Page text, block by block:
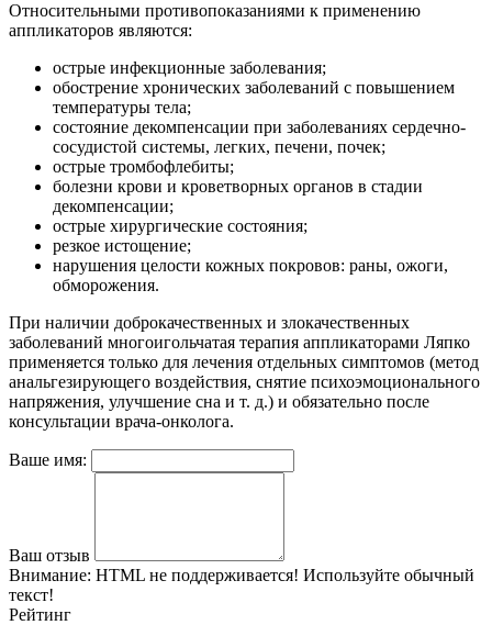
Относительными противопоказаниями к применению
аппликаторов являются:
острые инфекционные заболевания;
обострение хронических заболеваний с повышением
температуры тела;
состояние декомпенсации при заболеваниях сердечно-
сосудистой системы, легких, печени, почек;
острые тромбофлебиты;
болезни крови и кроветворных органов в стадии
декомпенсации;
острые хирургические состояния;
резкое истощение;
нарушения целости кожных покровов: раны, ожоги,
обморожения.
При наличии доброкачественных и злокачественных
заболеваний многоигольчатая терапия аппликаторами Ляпко
применяется только для лечения отдельных симптомов (метод
анальгезирующего воздействия, снятие психоэмоционального
напряжения, улучшение сна и т. д.) и обязательно после
консультации врача-онколога.
Ваше имя:
Ваш отзыв
Внимание: HTML не поддерживается! Используйте обычный
текст!
Рейтинг